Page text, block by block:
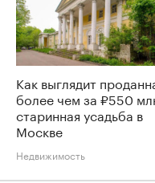
Как выглядит
более чем за ₽550
старинная усадьба в
Москве
Недвижимость